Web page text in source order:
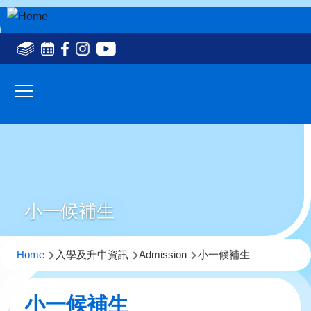
Skip to main content
Social
Media
navigation
小一候補生
Breadcrumb
Home 入學及升中資訊 Admission 小一候補生
小一候補生